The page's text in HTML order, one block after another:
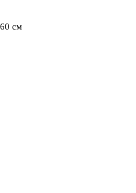
см